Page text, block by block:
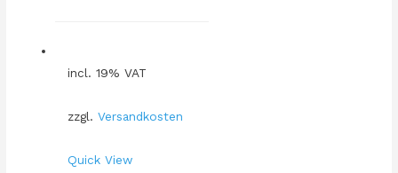
incl. 19% VAT
zzgl. Versandkosten
Quick View